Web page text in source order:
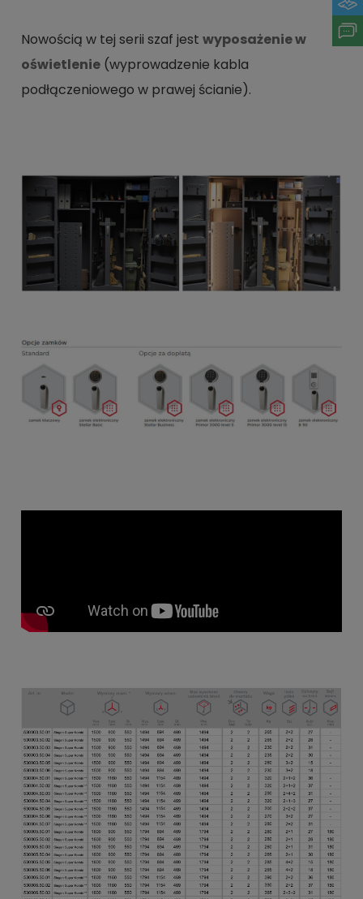
Nowością w tej serii szaf jest wyposażenie w
oświetlenie (wyprowadzenie kabla
podłączeniowego w prawej ścianie).